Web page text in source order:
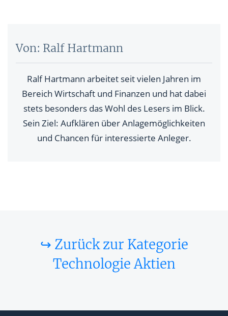
Von: Ralf Hartmann
Ralf Hartmann arbeitet seit vielen Jahren im
Bereich Wirtschaft und Finanzen und hat dabei
stets besonders das Wohl des Lesers im Blick.
Sein Ziel: Aufklären über Anlagemöglichkeiten
und Chancen für interessierte Anleger.
↪ Zurück zur Kategorie
Technologie Aktien